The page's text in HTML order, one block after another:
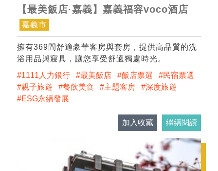
【最美飯店·嘉義】嘉義福容voco酒店
嘉義市
擁有369間舒適豪華客房與套房，提供高品質的洗
浴用品與寢具，讓您享受舒適獨處時光。
1111人力銀行
最美飯店 飯店票選
民宿票選
親子旅遊
餐飲美食 主題客房
深度旅遊
ESG永續發展
加入收藏 繼續閱讀